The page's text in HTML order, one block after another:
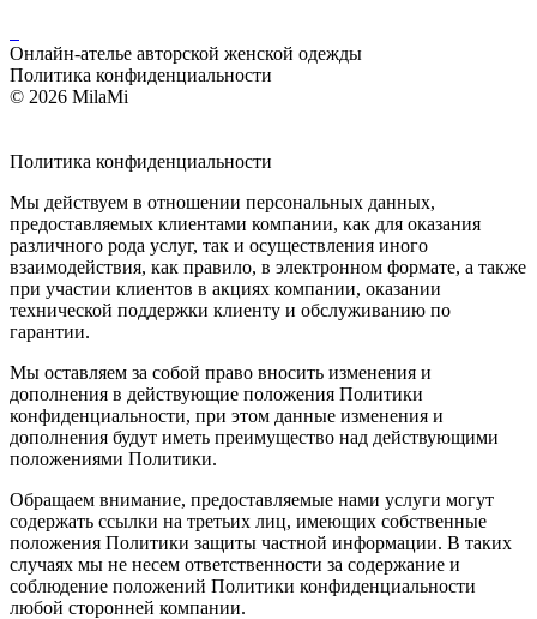
Онлайн-ателье авторской женской одежды
Политика конфиденциальности
© 2026 MilaMi
Политика конфиденциальности
Мы действуем в отношении персональных данных,
предоставляемых клиентами компании, как для оказания
различного рода услуг, так и осуществления иного
взаимодействия, как правило, в электронном формате, а также
при участии клиентов в акциях компании, оказании
технической поддержки клиенту и обслуживанию по
гарантии.
Мы оставляем за собой право вносить изменения и
дополнения в действующие положения Политики
конфиденциальности, при этом данные изменения и
дополнения будут иметь преимущество над действующими
положениями Политики.
Обращаем внимание, предоставляемые нами услуги могут
содержать ссылки на третьих лиц, имеющих собственные
положения Политики защиты частной информации. В таких
случаях мы не несем ответственности за содержание и
соблюдение положений Политики конфиденциальности
любой сторонней компании.